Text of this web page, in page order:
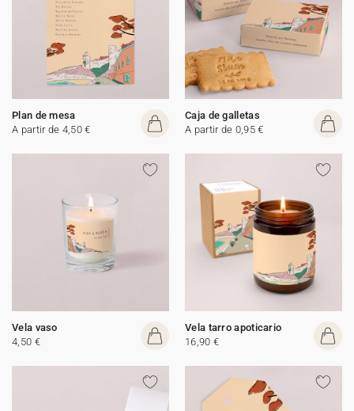
Plan de mesa
A partir de 4,50 €
Caja de galletas
A partir de 0,95 €
Vela vaso
4,50 €
Vela tarro apoticario
16,90 €